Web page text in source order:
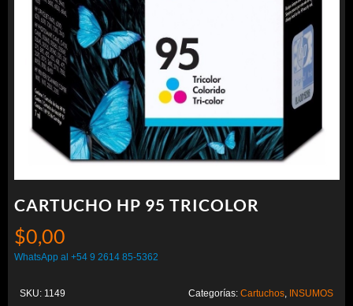
CARTUCHO HP 95 TRICOLOR
$0,00
WhatsApp al +54 9 2614 85-5362
SKU: 1149 Categorías: Cartuchos, INSUMOS